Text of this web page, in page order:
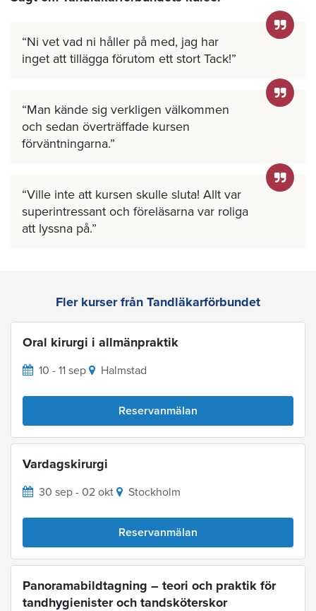
Ni vet vad ni håller på med, jag har
inget att tillägga förutom ett stort Tack!
Man kände sig verkligen välkommen
och sedan överträffade kursen
förväntningarna.
Ville inte att kursen skulle sluta! Allt var
superintressant och föreläsarna var roliga
att lyssna på.
Fler kurser från Tandläkarförbundet
Oral kirurgi i allmänpraktik
10 - 11 sep Halmstad
Reservanmälan
Vardagskirurgi
30 sep - 02 okt Stockholm
Reservanmälan
Panoramabildtagning – teori och praktik för
tandhygienister och tandsköterskor